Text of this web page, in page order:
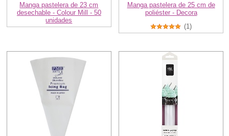
Manga pastelera de 23 cm
desechable - Colour Mill - 50
unidades
Manga pastelera de 25 cm de
poliéster - Decora
(1)